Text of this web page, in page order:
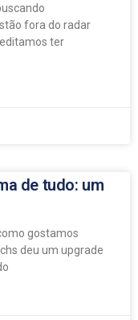
fora do radar
ter
de tudo: um
gostamos
deu um upgrade